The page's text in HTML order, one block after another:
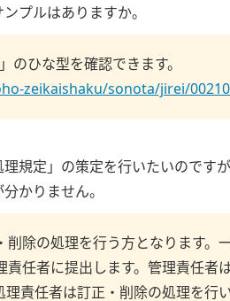
プルはありますか。
のひな型を確認できます。
zeikaishaku/sonota/jirei/
理規定」の策定を行いたいので
かりません。
除の処理を行う方となります。
責任者に提出します。管理責任者
理責任者は訂正・削除の処理を行